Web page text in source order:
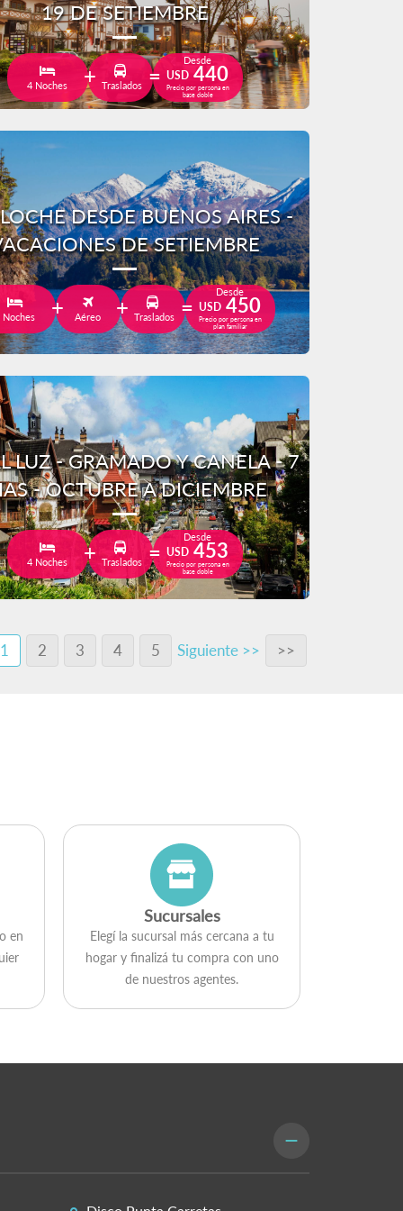
19 DE SETIEMBRE
4 Noches Traslados
Desde
USD 440
Precio por persona en
base doble
DESDE BUENOS AIRES -
DE SETIEMBRE
Noches Aéreo Traslados
Desde
USD 450
Precio por persona en
plan familiar
LUZ - GRAMADO Y CANELA - 7
- OCTUBRE A DICIEMBRE
4 Noches Traslados
Desde
USD 453
Precio por persona en
base doble
1 2 3 4 5 Siguiente >> >>
en
Sucursales
Elegí la sucursal más cercana a tu
hogar y ﬁnalizá tu compra con uno
de nuestros agentes.